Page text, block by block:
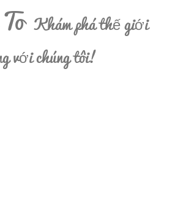
Khám phá thế giới
với chúng tôi!